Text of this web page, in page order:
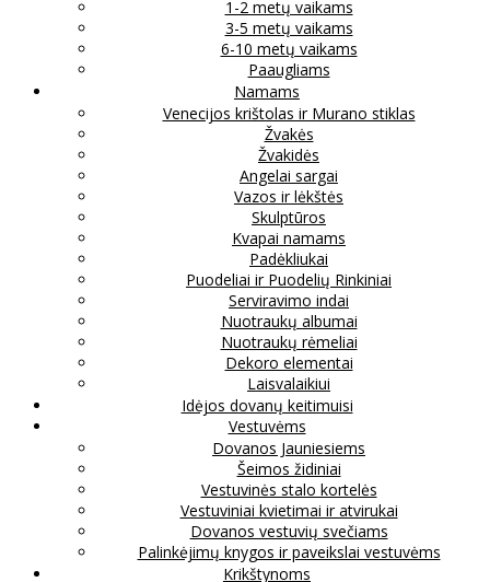
1-2 metų vaikams
3-5 metų vaikams
6-10 metų vaikams
Paaugliams
Namams
Venecijos krištolas ir Murano stiklas
Žvakės
Žvakidės
Angelai sargai
Vazos ir lėkštės
Skulptūros
Kvapai namams
Padėkliukai
Puodeliai ir Puodelių Rinkiniai
Serviravimo indai
Nuotraukų albumai
Nuotraukų rėmeliai
Dekoro elementai
Laisvalaikiui
Idėjos dovanų keitimuisi
Vestuvėms
Dovanos Jauniesiems
Šeimos židiniai
Vestuvinės stalo kortelės
Vestuviniai kvietimai ir atvirukai
Dovanos vestuvių svečiams
Palinkėjimų knygos ir paveikslai vestuvėms
Krikštynoms